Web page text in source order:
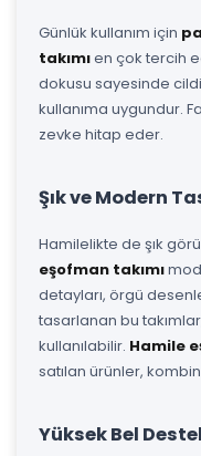
Günlük kullanım için
takımıen çok tercih
dokusu sayesinde
kullanıma uygundur.
zevke hitap eder.
Şık ve Modern
Hamilelikte de şık
eşofman takımı
detayları, örgü
tasarlanan bu
kullanılabilir. Hamile
satılan ürünler,
Yüksek Bel